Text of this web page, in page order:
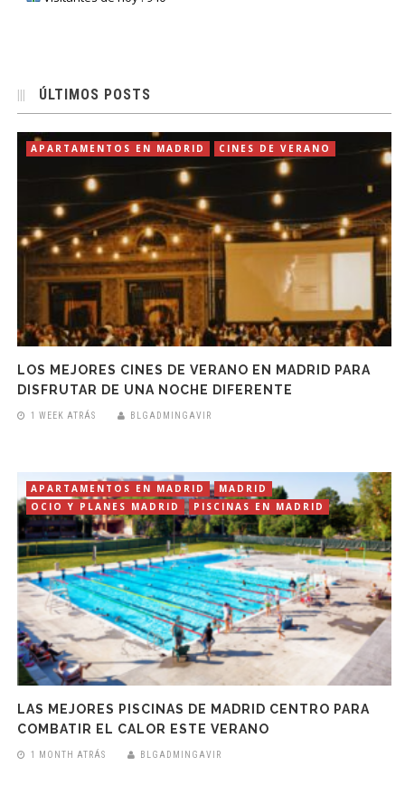
ÚLTIMOS POSTS
APARTAMENTOS EN MADRID CINES DE VERANO
LOS MEJORES CINES DE VERANO EN MADRID PARA
DISFRUTAR DE UNA NOCHE DIFERENTE
1 WEEK ATRÁS BLGADMINGAVIR
APARTAMENTOS EN MADRID
MADRID
OCIO Y PLANES MADRID
PISCINAS EN MADRID
LAS MEJORES PISCINAS DE MADRID CENTRO PARA
COMBATIR EL CALOR ESTE VERANO
1 MONTH ATRÁS BLGADMINGAVIR